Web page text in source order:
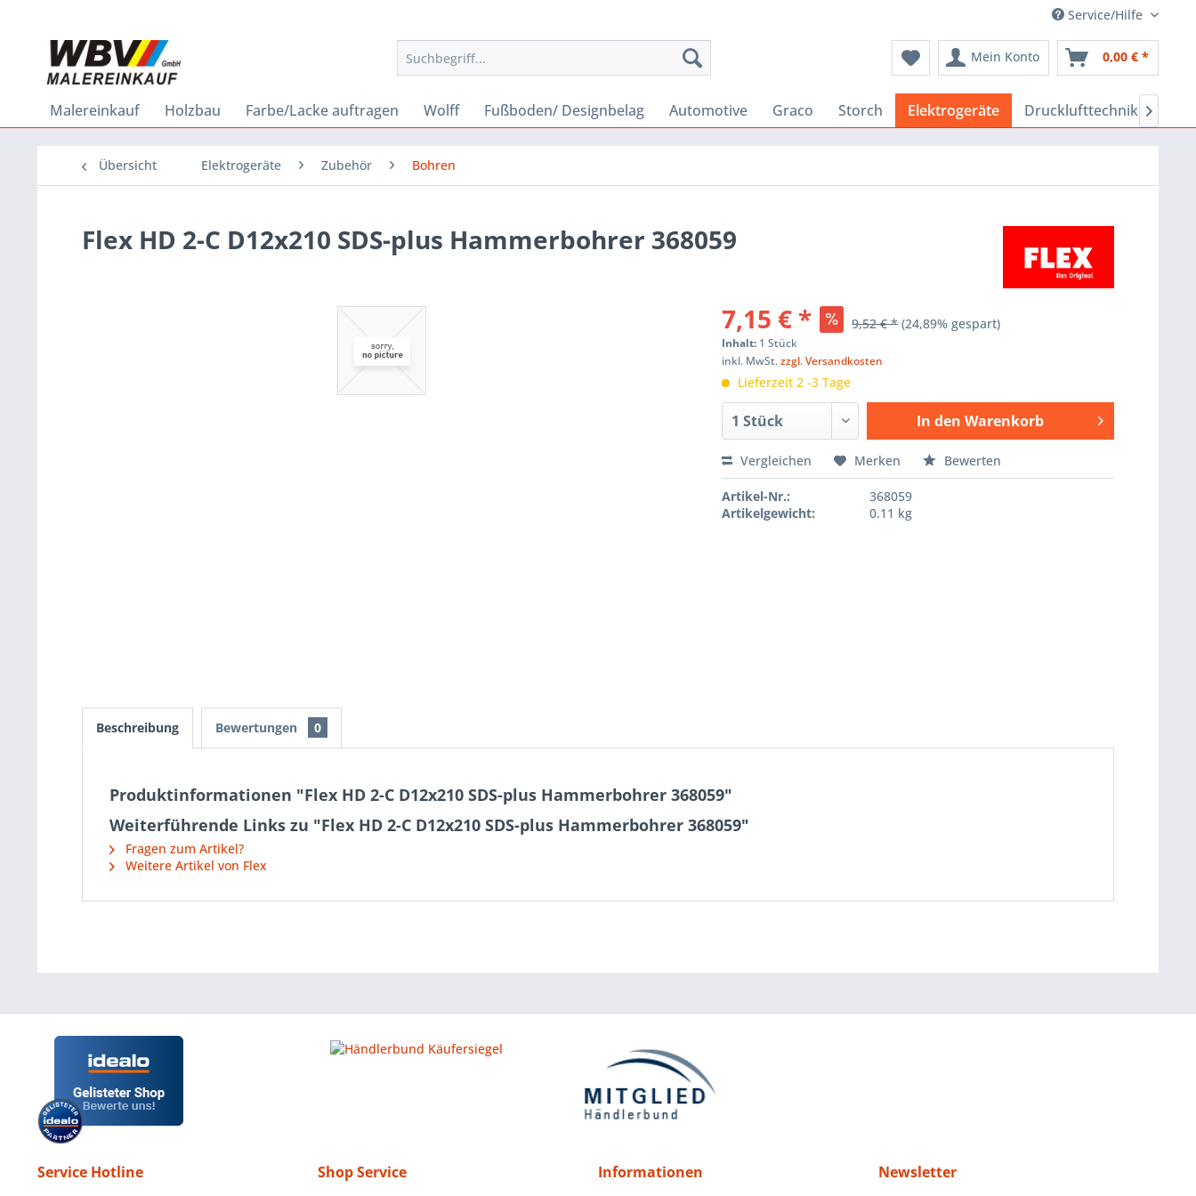
Service/Hilfe
Mein Konto 0,00 € *
Malereinkauf Holzbau Farbe/Lacke auftragen Wolff Fußboden/ Designbelag Automotive Graco Storch Elektrogeräte Drucklufttechnik 
Übersicht Elektrogeräte Zubehör Bohren
Flex HD 2-C D12x210 SDS-plus Hammerbohrer 368059
7,15 € * 9,52 € * (24,89% gespart)
Inhalt: 1 Stück
inkl. MwSt.zzgl. Versandkosten
Lieferzeit 2 -3 Tage
In den Warenkorb
Hinzugefügt
Vergleichen Merken Bewerten
Artikel-Nr.:
368059
Artikelgewicht:
0.11 kg
Beschreibung Bewertungen 0
Produktinformationen "Flex HD 2-C D12x210 SDS-plus Hammerbohrer 368059"
Weiterführende Links zu "Flex HD 2-C D12x210 SDS-plus Hammerbohrer 368059"
Fragen zum Artikel?
Weitere Artikel von Flex
Service Hotline Shop Service Informationen Newsletter